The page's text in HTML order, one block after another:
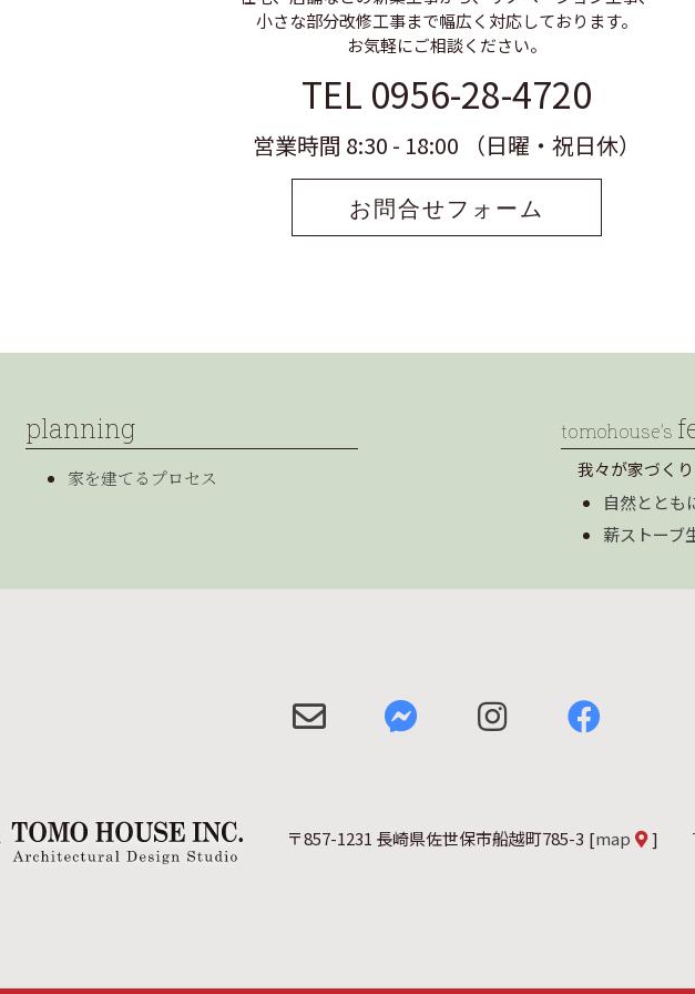
小さな部分改修工事まで幅広く対応しております。
お気軽にご相談ください。
TEL 0956-28-4720
営業時間 8:30 - 18:00 （日曜・祝日休）
お問合せフォーム
planning
家を建てるプロセス
tomohouse’s
我々が家づく
自然ととも
薪ストーブ
〒857-1231 長崎県佐世保市船越町785-3 [map ]